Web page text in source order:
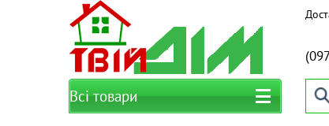
Всі товари